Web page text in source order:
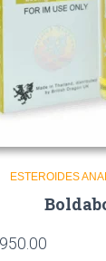
ESTEROIDES
950.00